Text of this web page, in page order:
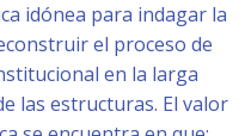
idónea para indagar la
el proceso de
en la larga
las estructuras. El valor